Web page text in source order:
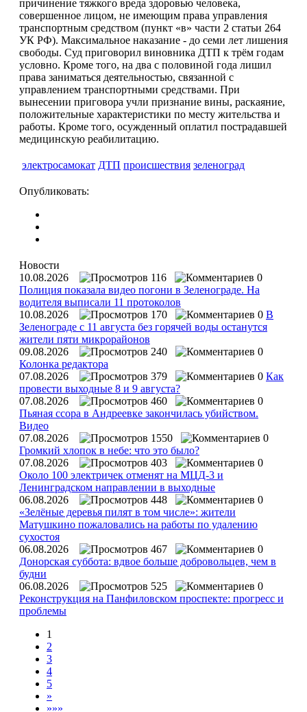
причинение тяжкого вреда здоровью человека,
совершенное лицом, не имеющим права управления
транспортным средством (пункт «в» части 2 статьи 264
УК РФ). Максимальное наказание - до семи лет лишения
свободы. Суд приговорил виновника ДТП к трём годам
условно. Кроме того, на два с половиной года лишил
права заниматься деятельностью, связанной с
управлением транспортными средствами. При
вынесении приговора учли признание вины, раскаяние,
положительные характеристики по месту жительства и
работы. Кроме того, осужденный оплатил пострадавшей
медицинскую реабилитацию.
электросамокат ДТП происшествия зеленоград
Опубликовать:
Новости
10.08.2026
116
0
Полиция показала видео погони в Зеленограде. На
водителя выписали 11 протоколов
10.08.2026
170 0 В
Зеленограде с 11 августа без горячей воды останутся
жители пяти микрорайонов
09.08.2026
240
0
Колонка редактора
07.08.2026
379 0 Как
провести выходные 8 и 9 августа?
07.08.2026
460
0
Пьяная ссора в Андреевке закончилась убийством.
Видео
07.08.2026
1550
0
Громкий хлопок в небе: что это было?
07.08.2026
403
0
Около 100 электричек отменят на МЦД-3 и
Ленинградском направлении в выходные
06.08.2026
448
0
«Зелёные деревья пилят в том числе»: жители
Матушкино пожаловались на работы по удалению
сухостоя
06.08.2026
467
0
Донорская суббота: вдвое больше добровольцев, чем в
будни
06.08.2026
525
0
Реконструкция на Панфиловском проспекте: прогресс и
проблемы
1
2
3
4
5
»
»»»